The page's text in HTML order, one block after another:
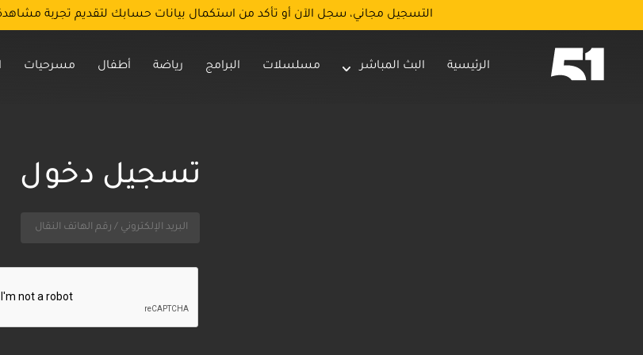
التسجيل مجاني، سجل الآن أو تأكد من استكمال بيانات حسابك لتقديم تجربة
الرئيسية البث المباشر مسلسلات البرامج رياضة أطفال مسرحيات
تسجيل دخول